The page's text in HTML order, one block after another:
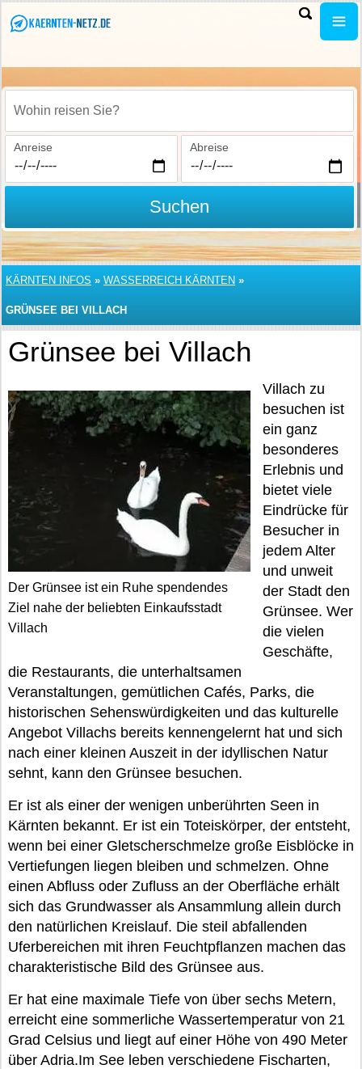
Wohin reisen Sie?
Anreise Abreise
Suchen
KÄRNTEN INFOS » WASSERREICH KÄRNTEN »
GRÜNSEE BEI VILLACH
Grünsee bei Villach
Der Grünsee ist ein Ruhe spendendes
Ziel nahe der beliebten Einkaufsstadt
Villach
Villach zu
besuchen ist
ein ganz
besonderes
Erlebnis und
bietet viele
Eindrücke für
Besucher in
jedem Alter
und unweit
der Stadt den
Grünsee. Wer
die vielen
Geschäfte,
die Restaurants, die unterhaltsamen
Veranstaltungen, gemütlichen Cafés, Parks, die
historischen Sehenswürdigkeiten und das kulturelle
Angebot Villachs bereits kennengelernt hat und sich
nach einer kleinen Auszeit in der idyllischen Natur
sehnt, kann den Grünsee besuchen.
Er ist als einer der wenigen unberührten Seen in
Kärnten bekannt. Er ist ein Toteiskörper, der entsteht,
wenn bei einer Gletscherschmelze große Eisblöcke in
Vertiefungen liegen bleiben und schmelzen. Ohne
einen Abfluss oder Zufluss an der Oberfläche erhält
sich das Grundwasser als Ansammlung allein durch
den natürlichen Kreislauf. Die steil abfallenden
Uferbereichen mit ihren Feuchtpflanzen machen das
charakteristische Bild des Grünsee aus.
Er hat eine maximale Tiefe von über sechs Metern,
erreicht eine sommerliche Wassertemperatur von 21
Grad Celsius und liegt auf einer Höhe von 490 Meter
über Adria.Im See leben verschiedene Fischarten,